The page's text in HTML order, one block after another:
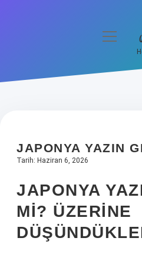
Hakkımızda
menüyü
JAPONYA YAZIN
Tarih: Haziran 6, 2026
JAPONYA
MI? ÜZERINE